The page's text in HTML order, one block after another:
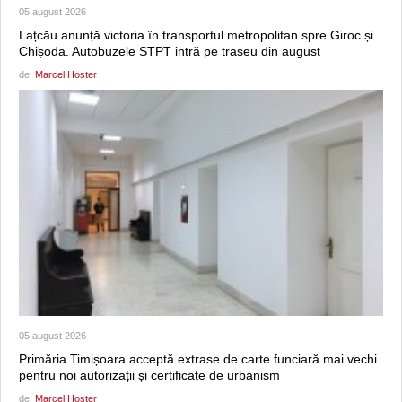
05 august 2026
Lațcău anunță victoria în transportul metropolitan spre Giroc și
Chișoda. Autobuzele STPT intră pe traseu din august
de: Marcel Hoster
05 august 2026
Primăria Timișoara acceptă extrase de carte funciară mai vechi
pentru noi autorizații și certificate de urbanism
de: Marcel Hoster